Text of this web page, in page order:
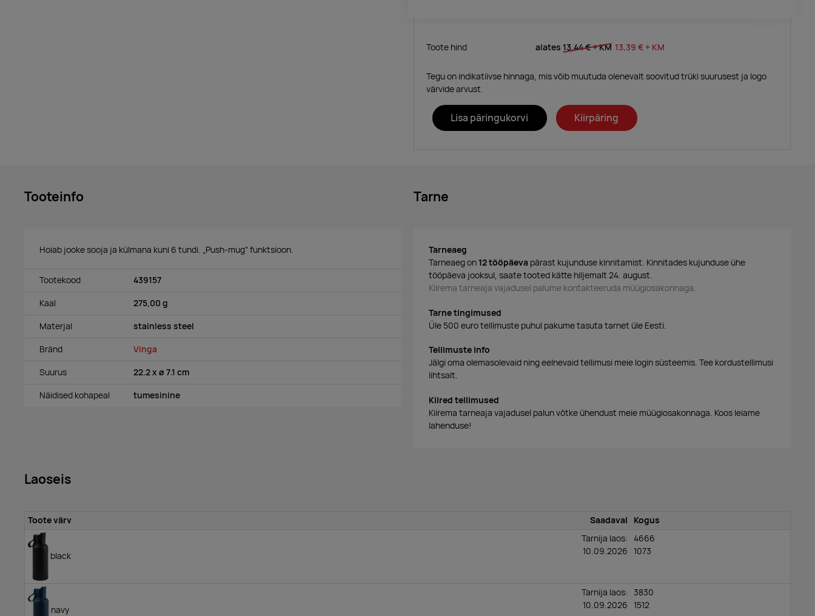
Toote hind alates 13,44 €+ KM 13,39 € + KM
Tegu on indikatiivse hinnaga, mis võib muutuda olenevalt soovitud trüki suurusest ja logo
värvide arvust.
Lisa päringukorvi Kiirpäring
Tooteinfo
Hoiab jooke sooja ja külmana kuni 6 tundi. „Push-mug" funktsioon.
Tootekood 439157
Kaal 275,00 g
Materjal stainless steel
Bränd Vinga
Suurus 22.2 x ø 7.1 cm
Näidised kohapeal tumesinine
Tarne
Tarneaeg
Tarneaeg on 12 tööpäeva pärast kujunduse kinnitamist. Kinnitades kujunduse ühe
tööpäeva jooksul, saate tooted kätte hiljemalt 24. august.
Kiirema tarneaja vajadusel palume kontakteeruda müügiosakonnaga.
Tarne tingimused
Üle 500 euro tellimuste puhul pakume tasuta tarnet üle Eesti.
Tellimuste info
Jälgi oma olemasolevaid ning eelnevaid tellimusi meie login süsteemis. Tee kordustellimusi
lihtsalt.
Kiired tellimused
Kiirema tarneaja vajadusel palun võtke ühendust meie müügiosakonnaga. Koos leiame
lahenduse!
Laoseis
Toote värv Saadaval Kogus
black
Tarnija laos:
10.09.2026
4666
1073
navy
Tarnija laos:
10.09.2026
3830
1512